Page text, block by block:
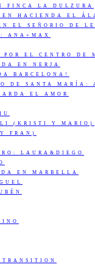
FINCA LA DULZURA
HACIENDA EL
EL SEÑORIO DE
ANA+MAX
EL CENTRO DE
EN NERJA
BARCELONA!
DE SANTA MARÍA:
EL AMOR
(KRISTI Y MARIO)
FRAN)
LAURA&DIEGO
EN MARBELLA